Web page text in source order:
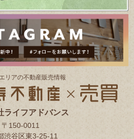
リアの不動産販売情報
ライフアドバンス
〒150-0011
渋谷区東3-25-11